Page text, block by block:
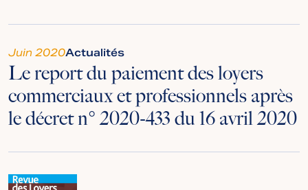
Juin 2020Actualités
Le report du paiement des loyers
commerciaux et professionnels après
le décret n° 2020-433 du 16 avril 2020